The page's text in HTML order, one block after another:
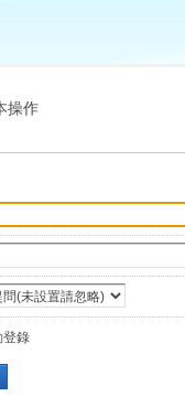
操作
登錄